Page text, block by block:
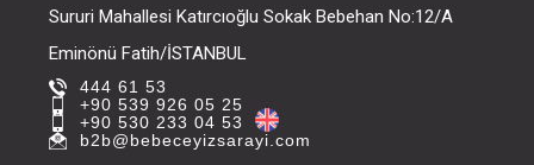
Sururi Mahallesi Katırcıoğlu Sokak Bebehan No:12/A
Eminönü Fatih/İSTANBUL
444 61 53
+90 539 926 05 25
+90 530 233 04 53
b2b@bebeceyizsarayi.com